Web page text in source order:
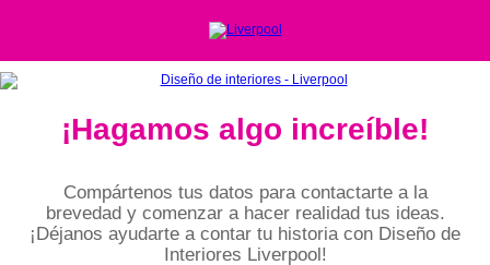
¡Hagamos algo increíble!
Compártenos tus datos para contactarte a la
brevedad y comenzar a hacer realidad tus ideas.
¡Déjanos ayudarte a contar tu historia con Diseño de
Interiores Liverpool!